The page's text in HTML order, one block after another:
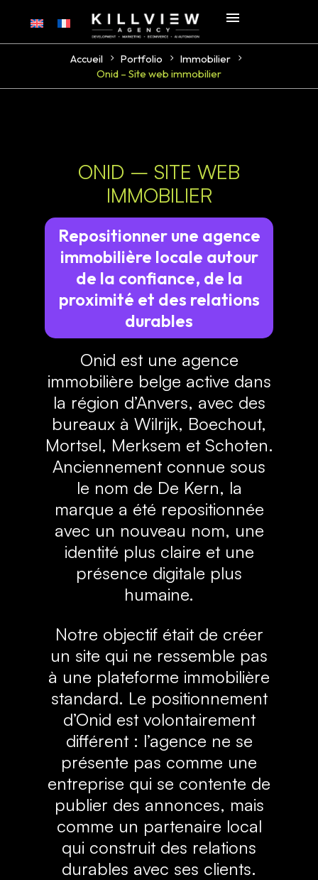
Accueil Portfolio
Immobilier
Onid – Site web immobilier
ONID – SITE WEB
IMMOBILIER
Repositionner une agence
immobilière locale autour
de la confiance, de la
proximité et des relations
durables
Onid est une agence
immobilière belge active dans
la région d’Anvers, avec des
bureaux à Wilrijk, Boechout,
Mortsel, Merksem et Schoten.
Anciennement connue sous
le nom de De Kern, la
marque a été repositionnée
avec un nouveau nom, une
identité plus claire et une
présence digitale plus
humaine.
Notre objectif était de créer
un site qui ne ressemble pas
à une plateforme immobilière
standard. Le positionnement
d’Onid est volontairement
différent : l’agence ne se
présente pas comme une
entreprise qui se contente de
publier des annonces, mais
comme un partenaire local
qui construit des relations
durables avec ses clients.